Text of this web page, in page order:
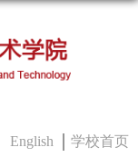
English 学校首页